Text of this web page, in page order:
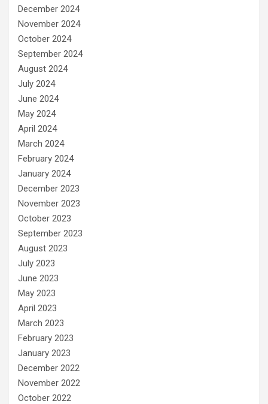
December 2024
November 2024
October 2024
September 2024
August 2024
July 2024
June 2024
May 2024
April 2024
March 2024
February 2024
January 2024
December 2023
November 2023
October 2023
September 2023
August 2023
July 2023
June 2023
May 2023
April 2023
March 2023
February 2023
January 2023
December 2022
November 2022
October 2022